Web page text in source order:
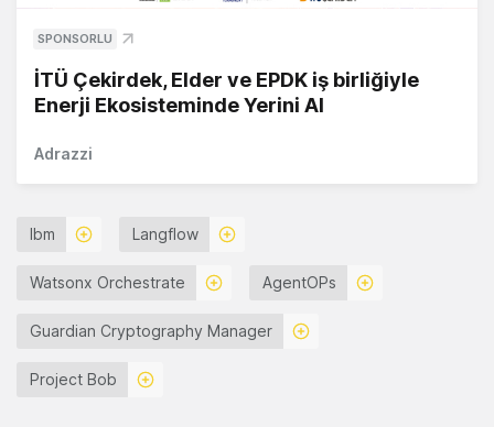
SPONSORLU
İTÜ Çekirdek, Elder ve EPDK iş birliğiyle
Enerji Ekosisteminde Yerini Al
Adrazzi
Ibm Langflow
Watsonx Orchestrate AgentOPs
Guardian Cryptography Manager
Project Bob